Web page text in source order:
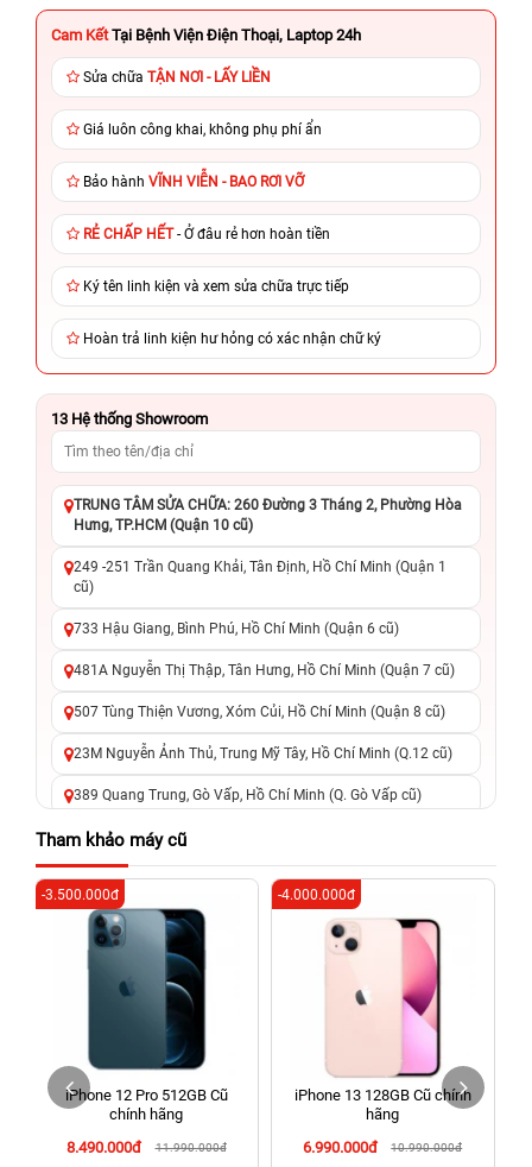
Cam Kết Tại Bệnh Viện Điện Thoại, Laptop 24h
Sửa chữa TẬN NƠI - LẤY LIỀN
Giá luôn công khai, không phụ phí ẩn
Bảo hành VĨNH VIỄN - BAO RƠI VỠ
RẺ CHẤP HẾT- Ở đâu rẻ hơn hoàn tiền
Ký tên linh kiện và xem sửa chữa trực tiếp
Hoàn trả linh kiện hư hỏng có xác nhận chữ ký
13 Hệ thống Showroom
TRUNG TÂM SỬA CHỮA: 260 Đường 3 Tháng 2, Phường Hòa
Hưng, TP.HCM (Quận 10 cũ)
249 -251 Trần Quang Khải, Tân Định, Hồ Chí Minh (Quận 1
cũ)
733 Hậu Giang, Bình Phú, Hồ Chí Minh (Quận 6 cũ)
481A Nguyễn Thị Thập, Tân Hưng, Hồ Chí Minh (Quận 7 cũ)
507 Tùng Thiện Vương, Xóm Củi, Hồ Chí Minh (Quận 8 cũ)
23M Nguyễn Ảnh Thủ, Trung Mỹ Tây, Hồ Chí Minh (Q.12 cũ)
389 Quang Trung, Gò Vấp, Hồ Chí Minh (Q. Gò Vấp cũ)
625 - 625A Âu Cơ, Tân Phú, Hồ Chí Minh (Quận Tân Phú cũ)
326 Lê Văn Việt, Tăng Nhơn Phú, Hồ Chí Minh (Q.9 TP. Thủ
Đức cũ)
256 Võ Văn Ngân, Thủ Đức, Hồ Chí Minh (Bình Thọ, TP. Thủ
70 Nguyễn An Ninh, Dĩ An, Hồ Chí Minh (Bình Dương Cũ)
24h Vũng Tàu: 162A Ba Cu, Vũng Tàu, Hồ Chí Minh (TP. Vũng
Tàu cũ)
198 Hoàng Văn Thụ, Tân Sơn Nhất, Hồ Chí Minh (Tân Bình
Tham khảo máy cũ
iPhone 12 Pro 512GB Cũ
chính hãng
8.490.000đ
11.990.000đ
-3.500.000đ
iPhone 13 128GB Cũ chính
hãng
6.990.000đ
10.990.000đ
-4.000.000đ